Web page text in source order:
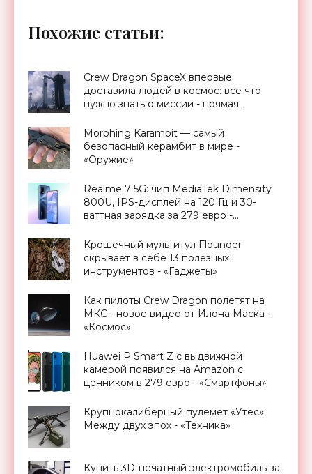
Похожие статьи:
Crew Dragon SpaceX впервые
доставила людей в космос: все что
нужно знать о миссии - прямая
Morphing Karambit — самый
безопасный керамбит в мире -
«Оружие»
Realme 7 5G: чип MediaTek Dimensity
800U, IPS-дисплей на 120 Гц и 30-
ваттная зарядка за 279 евро -
Крошечный мультитул Flounder
скрывает в себе 13 полезных
инструментов - «Гаджеты»
Как пилоты Crew Dragon полетят на
МКС - новое видео от Илона Маска -
«Космос»
Huawei P Smart Z с выдвижной
камерой появился на Amazon с
ценником в 279 евро - «Смартфоны»
Крупнокалиберный пулемет «Утес»:
Между двух эпох - «Техника»
Купить 3D-печатный электромобиль за